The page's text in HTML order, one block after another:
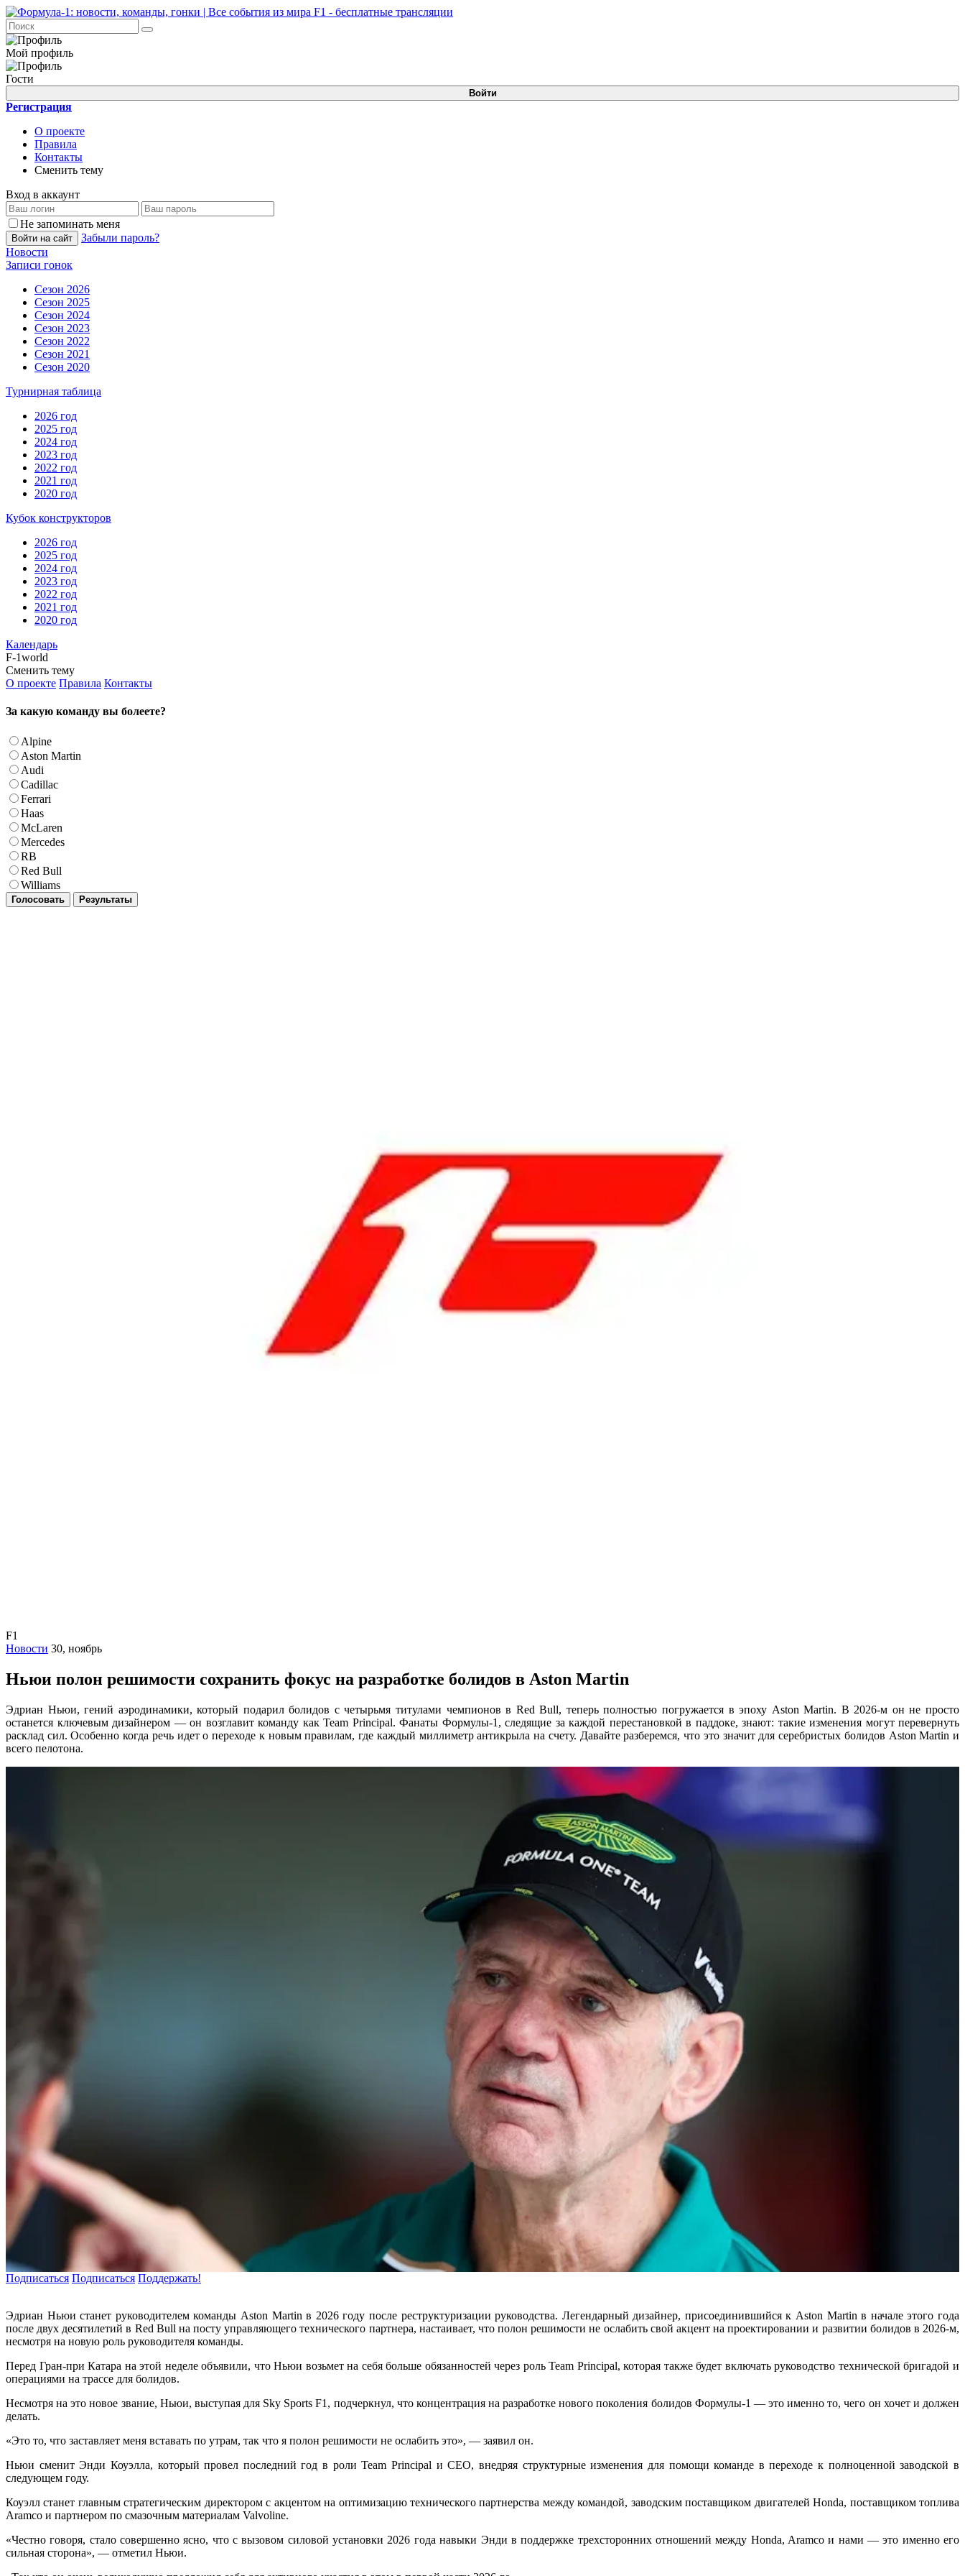
Мой профиль
Гости
Войти
Регистрация
О проекте
Правила
Контакты
Сменить тему
Вход в аккаунт
Не запоминать меня
Войти на сайт
Забыли пароль?
Новости
Записи гонок
Сезон 2026
Сезон 2025
Сезон 2024
Сезон 2023
Сезон 2022
Сезон 2021
Сезон 2020
Турнирная таблица
2026 год
2025 год
2024 год
2023 год
2022 год
2021 год
2020 год
Кубок конструкторов
2026 год
2025 год
2024 год
2023 год
2022 год
2021 год
2020 год
Календарь
F-1world
Сменить тему
О проекте Правила Контакты
За какую команду вы болеете?
Alpine
Aston Martin
Audi
Cadillac
Ferrari
Haas
McLaren
Mercedes
RB
Red Bull
Williams
Голосовать Результаты
F1
Новости 30, ноябрь
Ньюи полон решимости сохранить фокус на разработке болидов в Aston Martin
Эдриан Ньюи, гений аэродинамики, который подарил болидов с четырьмя титулами чемпионов в Red Bull, теперь полностью погружается в эпоху Aston Martin. В 2026-м он не просто
останется ключевым дизайнером — он возглавит команду как Team Principal. Фанаты Формулы-1, следящие за каждой перестановкой в паддоке, знают: такие изменения могут перевернуть
расклад сил. Особенно когда речь идет о переходе к новым правилам, где каждый миллиметр антикрыла на счету. Давайте разберемся, что это значит для серебристых болидов Aston Martin и
всего пелотона.
Подписаться Подписаться Поддержать!
Эдриан Ньюи станет руководителем команды Aston Martin в 2026 году после реструктуризации руководства. Легендарный дизайнер, присоединившийся к Aston Martin в начале этого года
после двух десятилетий в Red Bull на посту управляющего технического партнера, настаивает, что полон решимости не ослабить свой акцент на проектировании и развитии болидов в 2026-м,
несмотря на новую роль руководителя команды.
Перед Гран-при Катара на этой неделе объявили, что Ньюи возьмет на себя больше обязанностей через роль Team Principal, которая также будет включать руководство технической бригадой и
операциями на трассе для болидов.
Несмотря на это новое звание, Ньюи, выступая для Sky Sports F1, подчеркнул, что концентрация на разработке нового поколения болидов Формулы-1 — это именно то, чего он хочет и должен
делать.
«Это то, что заставляет меня вставать по утрам, так что я полон решимости не ослабить это», — заявил он.
Ньюи сменит Энди Коуэлла, который провел последний год в роли Team Principal и CEO, внедряя структурные изменения для помощи команде в переходе к полноценной заводской в
следующем году.
Коуэлл станет главным стратегическим директором с акцентом на оптимизацию технического партнерства между командой, заводским поставщиком двигателей Honda, поставщиком топлива
Aramco и партнером по смазочным материалам Valvoline.
«Честно говоря, стало совершенно ясно, что с вызовом силовой установки 2026 года навыки Энди в поддержке трехсторонних отношений между Honda, Aramco и нами — это именно его
сильная сторона», — отметил Ньюи.